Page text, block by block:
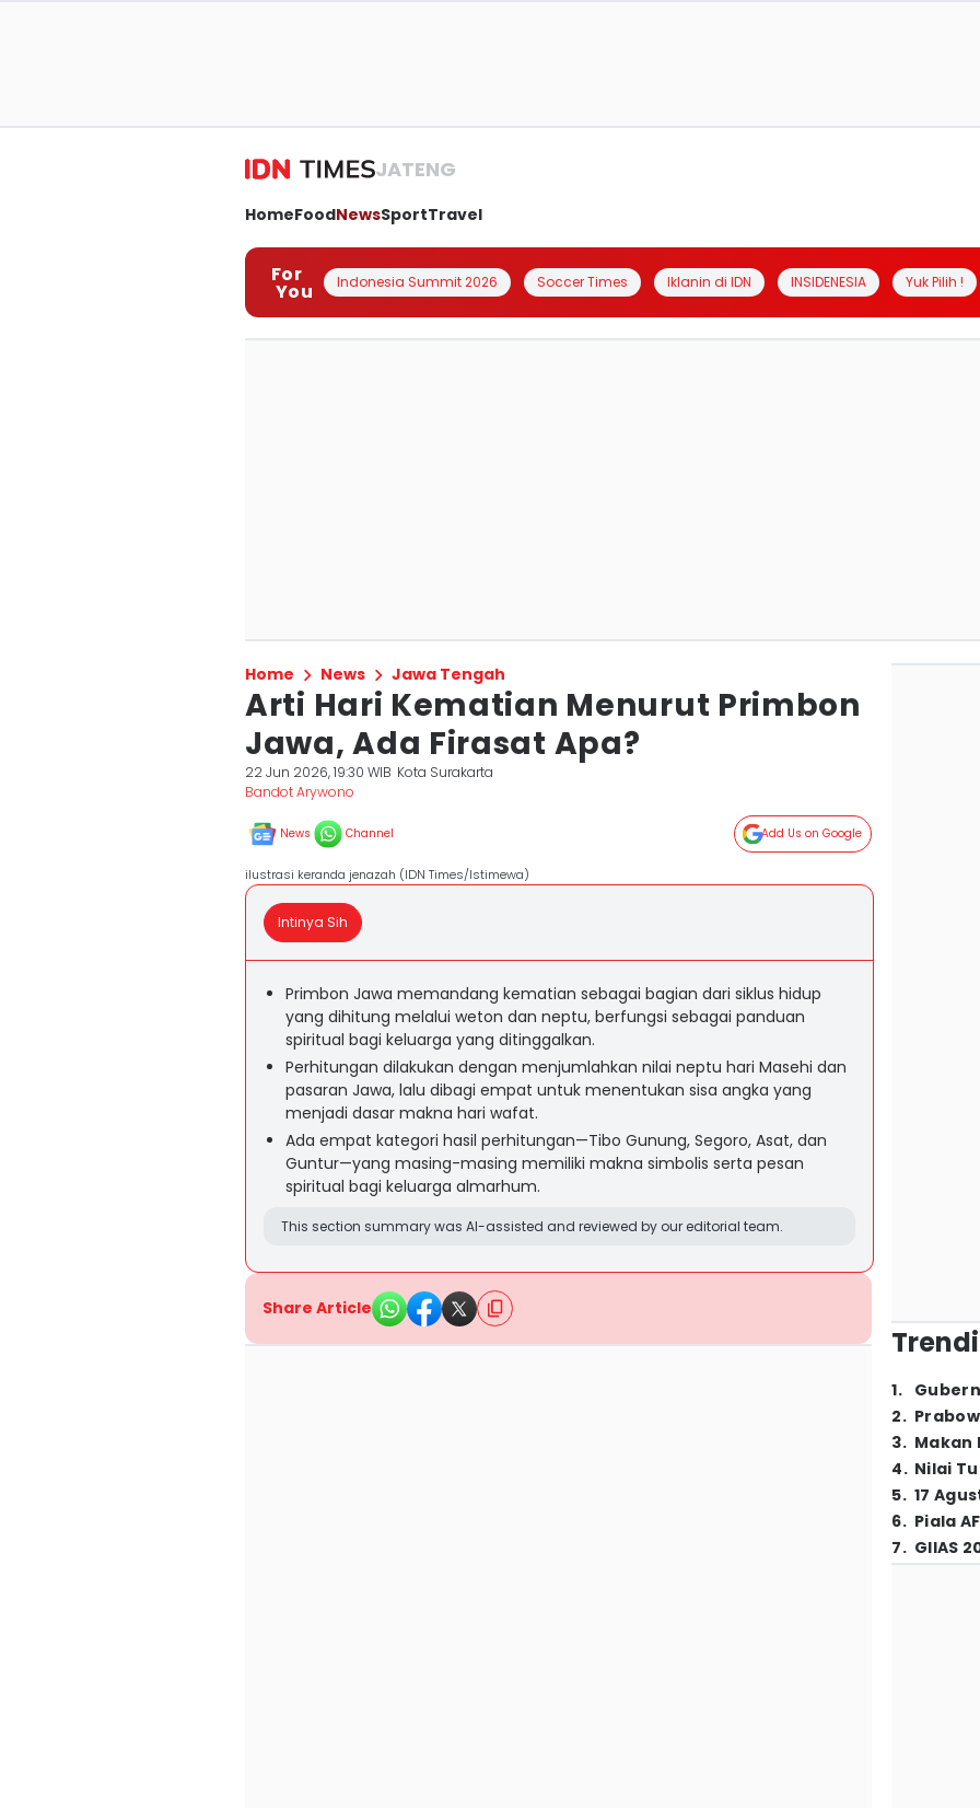
JATENG
HomeFoodNewsSportTravel
For
You Indonesia Summit 2026 Soccer Times Iklanin di IDN INSIDENESIA Yuk Pilih !
Home News Jawa Tengah
Arti Hari Kematian Menurut Primbon
Jawa, Ada Firasat Apa?
22 Jun 2026, 19:30 WIB Kota Surakarta
Bandot Arywono
News Channel Add Us on Google
ilustrasi keranda jenazah (IDN Times/Istimewa)
Intinya Sih
Primbon Jawa memandang kematian sebagai bagian dari siklus hidup
yang dihitung melalui weton dan neptu, berfungsi sebagai panduan
spiritual bagi keluarga yang ditinggalkan.
Perhitungan dilakukan dengan menjumlahkan nilai neptu hari Masehi dan
pasaran Jawa, lalu dibagi empat untuk menentukan sisa angka yang
menjadi dasar makna hari wafat.
Ada empat kategori hasil perhitungan—Tibo Gunung, Segoro, Asat, dan
Guntur—yang masing-masing memiliki makna simbolis serta pesan
spiritual bagi keluarga almarhum.
This section summary was AI-assisted and reviewed by our editorial team.
Share Article
1.
2.
3. Makan
4. Nilai
5. 17
6. Piala
7. GIIAS